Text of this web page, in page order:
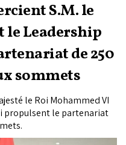
S.M. le
le Leadership
de 250
sommets
le Roi Mohammed VI
propulsent le partenariat